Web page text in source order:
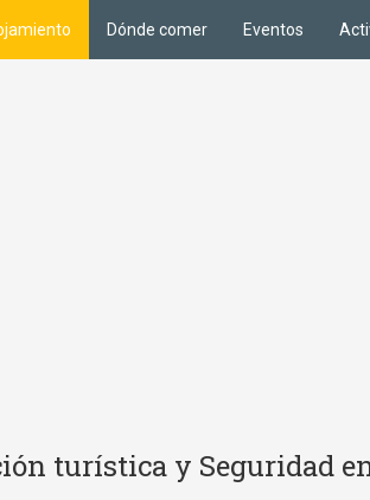
Dónde comer Eventos
turística y Seguridad